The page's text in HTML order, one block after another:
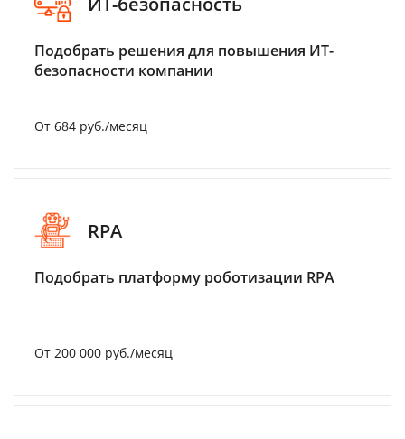
Подобрать решения для повышения ИТ-
безопасности компании
От 684 руб./месяц
RPA
Подобрать платформу роботизации RPA
От 200 000 руб./месяц